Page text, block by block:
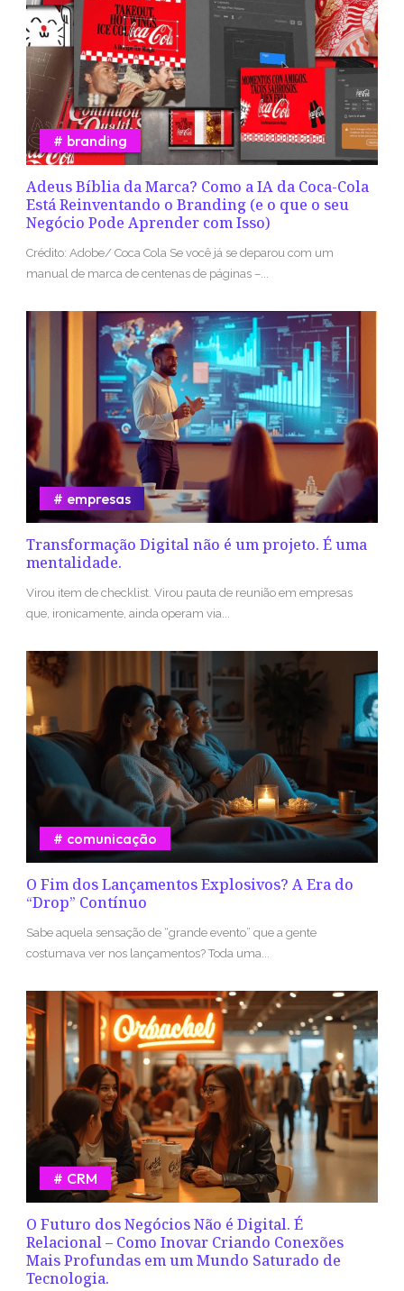
Adeus Bíblia da Marca? Como a IA da Coca-Cola
Está Reinventando o Branding (e o que o seu
Negócio Pode Aprender com Isso)
branding
Crédito: Adobe/ Coca Cola Se você já se deparou com um
manual de marca de centenas de páginas –...
Transformação Digital não é um projeto. É uma
mentalidade.
empresas
Virou item de checklist. Virou pauta de reunião em empresas
que, ironicamente, ainda operam via...
O Fim dos Lançamentos Explosivos? A Era do
“Drop” Contínuo
comunicação
Sabe aquela sensação de “grande evento” que a gente
costumava ver nos lançamentos? Toda uma...
O Futuro dos Negócios Não é Digital. É
Relacional – Como Inovar Criando Conexões
Mais Profundas em um Mundo Saturado de
Tecnologia.
CRM